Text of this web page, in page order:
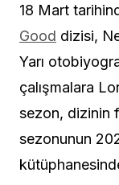
18 Mart
Good dizisi,
Yarı
çalışmalara
sezon, dizinin
sezonunun